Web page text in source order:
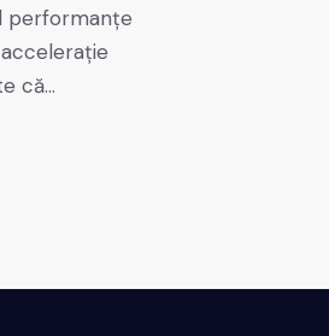
performanțe
că…